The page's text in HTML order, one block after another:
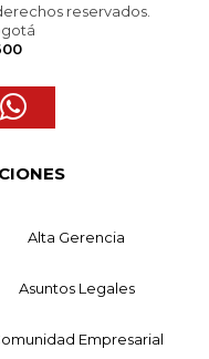
reservados.
Alta Gerencia
Asuntos Legales
Empresarial